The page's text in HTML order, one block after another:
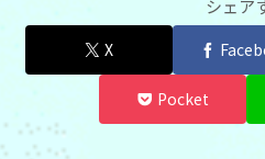
シェア
X
Pocket